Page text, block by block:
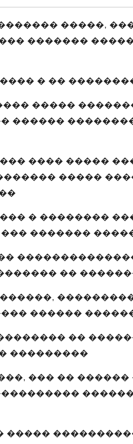
�����,
�������
� ��
�����
������
���� �����
�����
� ��������
�������
��
������
��
���������
��� ��
�����